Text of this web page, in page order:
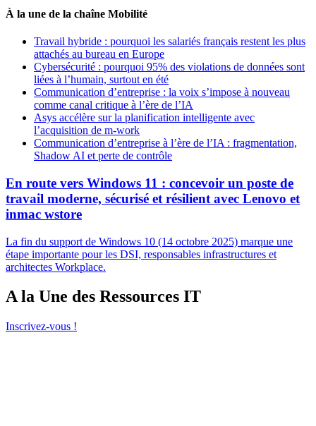
À la une de la chaîne Mobilité
Travail hybride : pourquoi les salariés français restent les plus
attachés au bureau en Europe
Cybersécurité : pourquoi 95% des violations de données sont
liées à l’humain, surtout en été
Communication d’entreprise : la voix s’impose à nouveau
comme canal critique à l’ère de l’IA
Asys accélère sur la planification intelligente avec
l’acquisition de m-work
Communication d’entreprise à l’ère de l’IA : fragmentation,
Shadow AI et perte de contrôle
En route vers Windows 11 : concevoir un poste de
travail moderne, sécurisé et résilient avec Lenovo et
inmac wstore
La fin du support de Windows 10 (14 octobre 2025) marque une
étape importante pour les DSI, responsables infrastructures et
architectes Workplace.
A la Une des Ressources IT
Inscrivez-vous !